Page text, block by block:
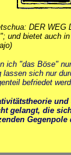
DER WEG
und bietet auch
ich "das Böse"
lassen sich nur
befriedet
gelangt, die